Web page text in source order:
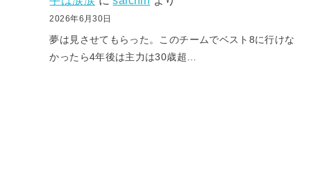
2026年6月30日
夢は見させてもらった。このチームでベスト8に行けな
かったら4年後は主力は30歳超…